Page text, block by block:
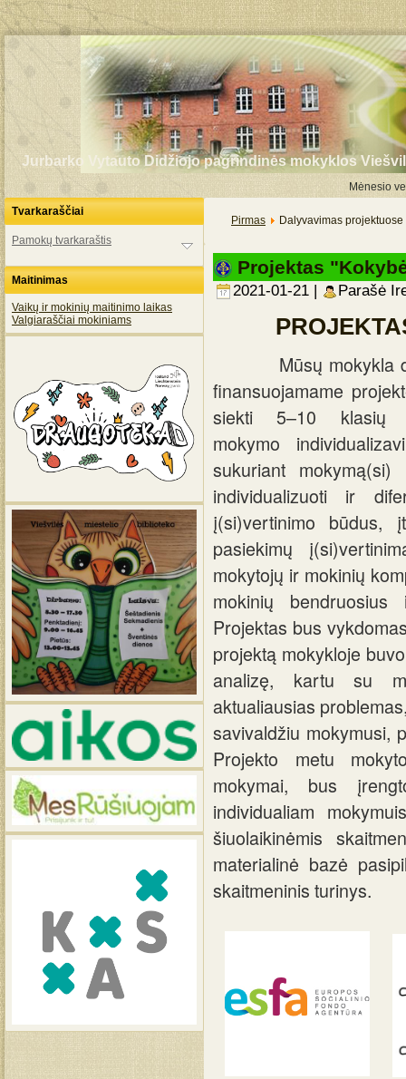
Jurbarko Vytauto Didžiojo pagrindinės mokyklos
Mėnesio
Tvarkaraščiai
Pamokų tvarkaraštis
Maitinimas
Vaikų ir mokinių maitinimo laikas
Valgiaraščiai mokiniams
Pirmas Dalyvavimas projektuose
Projektas
2021-01-21 | Parašė
Mūsų mokykla
finansuojamame
siekti 5–10 klasių
mokymo
sukuriant
individualizuoti ir
į(si)vertinimo būdus,
pasiekimų
mokytojų ir mokinių
mokinių bendruosius
Projektas bus
projektą mokykloje
analizę, kartu su
aktualiausias
savivaldžiu mokymusi,
Projekto metu
mokymai, bus
individualiam
šiuolaikinėmis
materialinė bazė
skaitmeninis turinys.